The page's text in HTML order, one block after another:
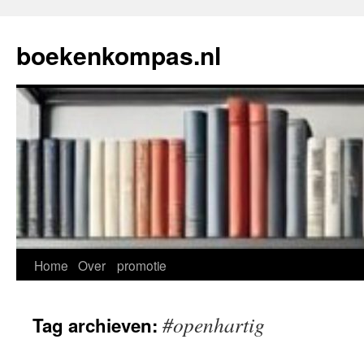
de
inhoud
boekenkompas.nl
Home Over promotie
Tag archieven: #openhartig